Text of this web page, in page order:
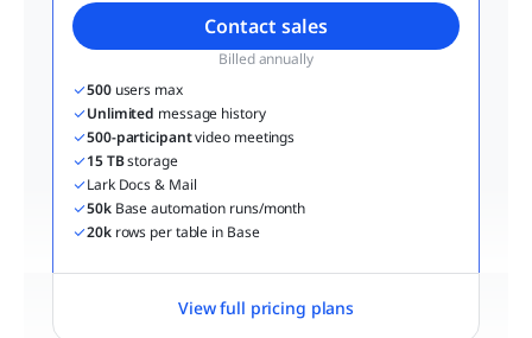
Contact sales
Billed annually
500 users max
Unlimited message history
500-participant video meetings
15 TB storage
Lark Docs & Mail
50k Base automation runs/month
20k rows per table in Base
View full pricing plans